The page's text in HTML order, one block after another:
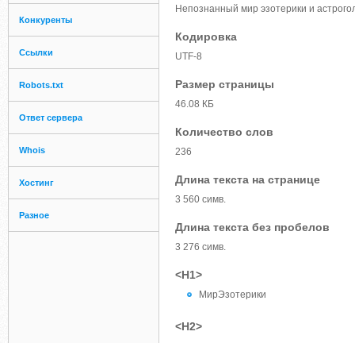
Конкуренты
Ссылки
Robots.txt
Ответ сервера
Whois
Хостинг
Разное
Непознанный мир эзотерики и
Кодировка
UTF-8
Размер страницы
46.08 КБ
Количество слов
236
Длина текста на странице
3 560 симв.
Длина текста без пробелов
3 276 симв.
<H1>
МирЭзотерики
<H2>